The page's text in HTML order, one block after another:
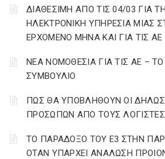
ΔΙΑΘΕΣΙΜΗ ΑΠΟ ΤΙΣ 04/03 ΓΙΑ
ΗΛΕΚΤΡΟΝΙΚΗ ΥΠΗΡΕΣΙΑ ΜΙΑΣ
ΕΡΧΟΜΕΝΟ ΜΗΝΑ ΚΑΙ ΓΙΑ ΤΙΣ ΑΕ
ΝΕΑ ΝΟΜΟΘΕΣΙΑ ΓΙΑ ΤΙΣ ΑΕ – ΤΟ
ΣΥΜΒΟΥΛΙΟ
ΠΩΣ ΘΑ ΥΠΟΒΛΗΘΟΥΝ ΟΙ
ΠΡΟΣΩΠΩΝ ΑΠΟ ΤΟΥΣ
ΤΟ ΠΑΡΑΔΟΞΟ ΤΟΥ Ε3 ΣΤΗΝ
ΟΤΑΝ ΥΠΑΡΧΕΙ ΑΝΑΛΩΣΗ